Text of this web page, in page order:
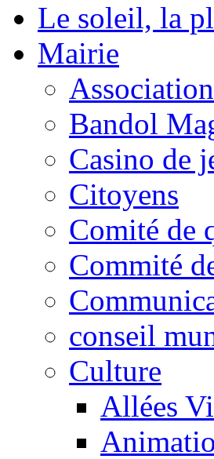
Le soleil, la
Mairie
Bandol
Casino de
Citoyens
Comité de
Commité
conseil
Culture
Allées